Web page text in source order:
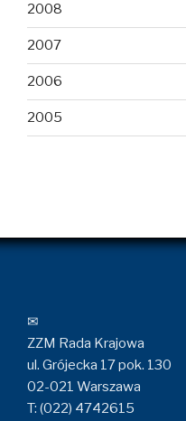
2008
2007
2006
2005
✉
ZZM Rada Krajowa
ul. Grójecka 17 pok. 130
02-021 Warszawa
T: (022) 4742615